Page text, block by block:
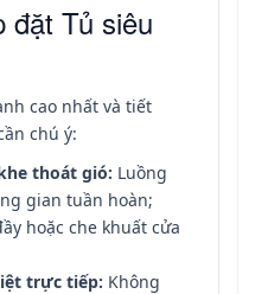
đặt Tủ siêu
cao nhất và tiết
chú ý:
thoát gió: Luồng
gian tuần hoàn;
hoặc che khuất cửa
trực tiếp: Không